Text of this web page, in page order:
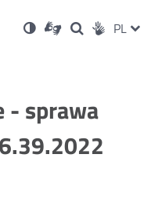
Ustawienia
Wersja
kontrastowa
Dla
niesłyszących
OtwórzOtwórz
w
Otwórz
w
Social PL
- sprawa